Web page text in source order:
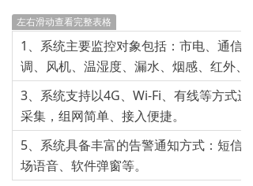
左右滑动查看完整表格
1、系统主要监控对象包括：市电、通信
调、风机、温湿度、漏水、烟感、红外
3、系统支持以4G、Wi-Fi、有线等方式
采集，组网简单、接入便捷。
5、系统具备丰富的告警通知方式：短信
场语音、软件弹窗等。